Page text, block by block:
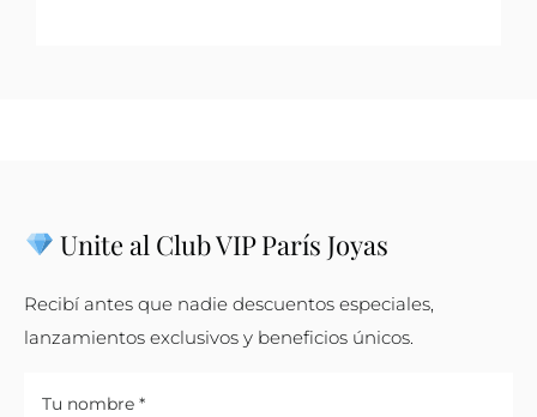
Unite al Club VIP París Joyas
Recibí antes que nadie descuentos especiales,
lanzamientos exclusivos y beneficios únicos.